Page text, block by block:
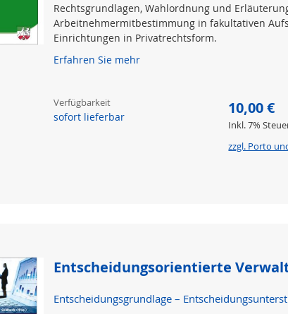
Rechtsgrundlagen, Wahlordnung und
Arbeitnehmermitbestimmung in fakultativen
Einrichtungen in Privatrechtsform.
Erfahren Sie mehr
Verfügbarkeit
sofort lieferbar 10,00 €
Inkl. 7%
zzgl. Porto
Entscheidungsorientierte
Entscheidungsgrundlage –